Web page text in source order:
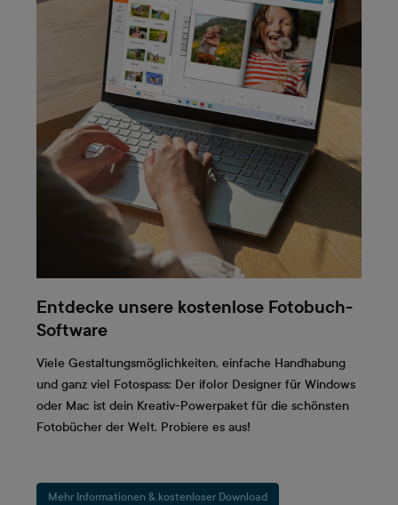
Entdecke unsere kostenlose Fotobuch-
Software
Viele Gestaltungsmöglichkeiten, einfache Handhabung
und ganz viel Fotospass: Der ifolor Designer für Windows
oder Mac ist dein Kreativ-Powerpaket für die schönsten
Fotobücher der Welt. Probiere es aus!
Mehr Informationen & kostenloser Download